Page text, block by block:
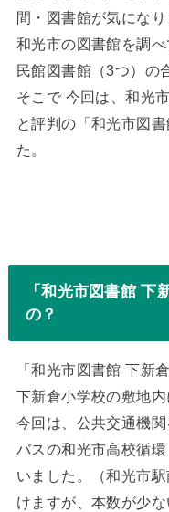
間・図書館が気になり
和光市の図書館を調
民館図書館（3つ）の
そこで 今回は、和光
と評判の「和光市図
た。
「和光市図書館 下
の？
「和光市図書館 下新
下新倉小学校の敷地内
今回は、公共交通機
バスの和光市高校循
いました。（和光市
けますが、本数が少